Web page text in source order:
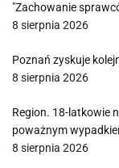
"Zachowanie
8 sierpnia 2026
Poznań zyskuje
8 sierpnia 2026
Region. 18-latkowie
poważnym
8 sierpnia 2026